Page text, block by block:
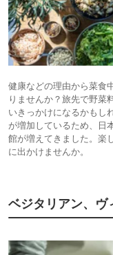
健康などの理由から菜食
りませんか？旅先で野菜
いきっかけになるかもし
が増加しているため、日
館が増えてきました。楽
に出かけませんか。
ベジタリアン、ヴ